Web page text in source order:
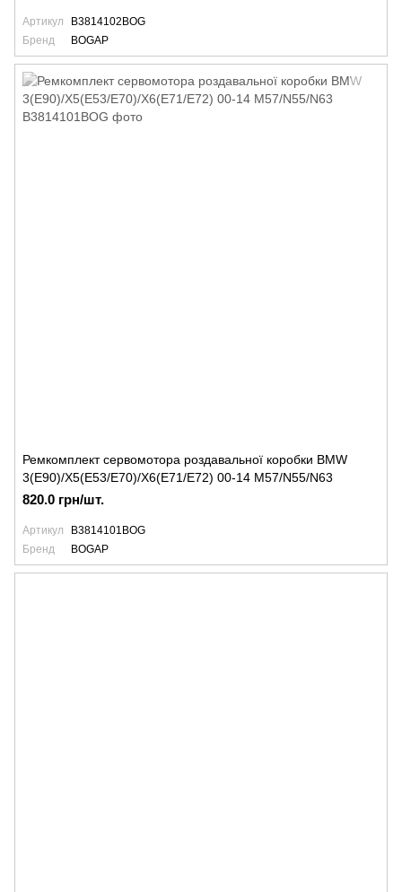
Артикул
B3814102BOG
Бренд
BOGAP
Ремкомплект сервомотора роздавальної коробки BMW
3(E90)/X5(E53/E70)/X6(E71/E72) 00-14 M57/N55/N63
820.0 грн/шт.
Артикул
B3814101BOG
Бренд
BOGAP